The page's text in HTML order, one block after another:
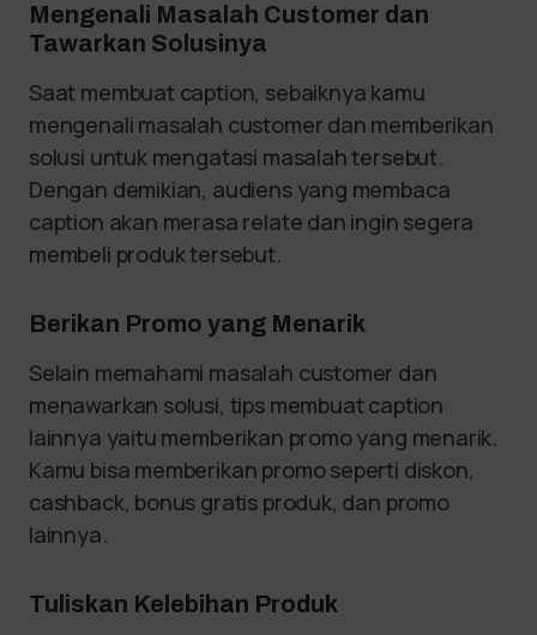
Mengenali Masalah Customer dan
Tawarkan Solusinya
Saat membuat caption, sebaiknya kamu
mengenali masalah customer dan memberikan
solusi untuk mengatasi masalah tersebut.
Dengan demikian, audiens yang membaca
caption akan merasa relate dan ingin segera
membeli produk tersebut.
Berikan Promo yang Menarik
Selain memahami masalah customer dan
menawarkan solusi, tips membuat caption
lainnya yaitu memberikan promo yang menarik.
Kamu bisa memberikan promo seperti diskon,
cashback, bonus gratis produk, dan promo
lainnya.
Tuliskan Kelebihan Produk